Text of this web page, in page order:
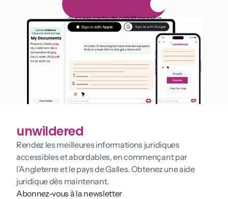
E s
Aucune carte de crédit requise
unwildered
Rendez les meilleures informations juridiques
accessibles et abordables, en commençant par
l’Angleterre et le pays de Galles. Obtenez une aide
juridique dès maintenant.
Abonnez-vous à la newsletter